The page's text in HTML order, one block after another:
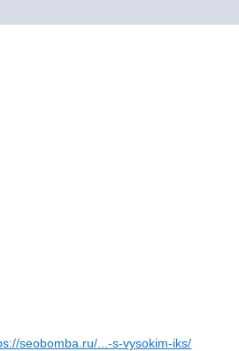
seobomba.ru/...-s-vysokim-iks/